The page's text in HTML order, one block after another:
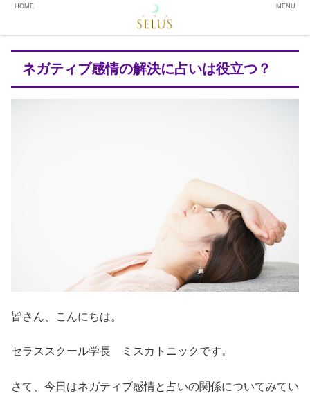
ネガティブ感情の解決に占いは役立つ？
皆さん、こんにちは。
セラススクール学長 ミスカトニックです。
さて、今日はネガティブ感情と占いの関係についてみてい
HOME MENU